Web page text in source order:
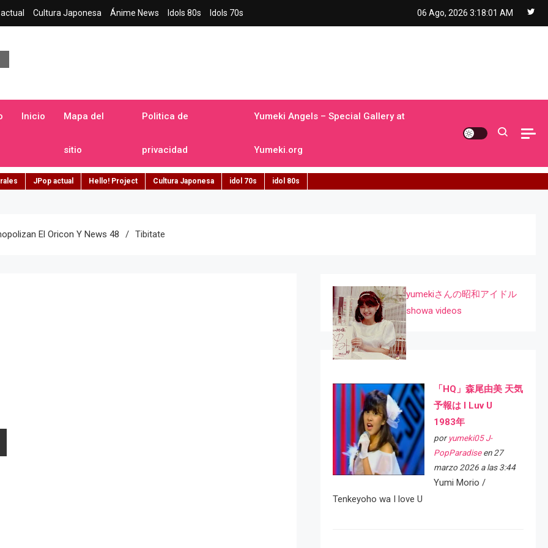
Cultura Japonesa Ánime News Idols 80s Idols 70s 06 Ago, 2026 3:18:02 AM
Inicio Mapa del
sitio
Politica de
privacidad
Yumeki Angels – Special Gallery at
Yumeki.org
JPop actual Hello! Project Cultura Japonesa idol 70s idol 80s
El Oricon Y News 48 Tibitate
yumekiさんの昭和アイドル
showa videos
「HQ」森尾由美 天気
予報は I Luv U
1983年
por yumeki05 J-
PopParadiseen 27
marzo 2026 a las 3:44
Yumi Morio /
Tenkeyoho wa I love U